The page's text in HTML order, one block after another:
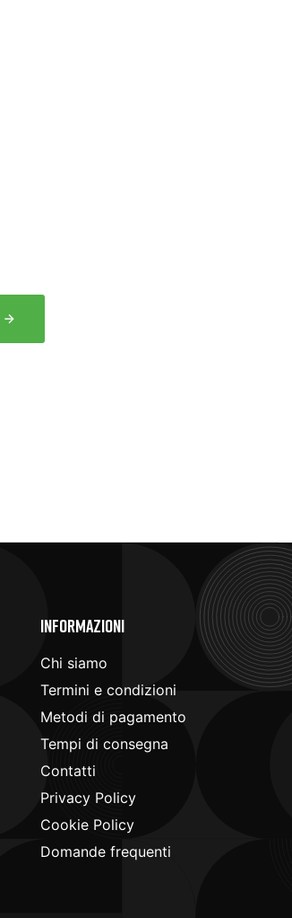
Informazioni
Chi siamo
Termini e condizioni
Metodi di pagamento
Tempi di consegna
Contatti
Privacy Policy
Cookie Policy
Domande frequenti